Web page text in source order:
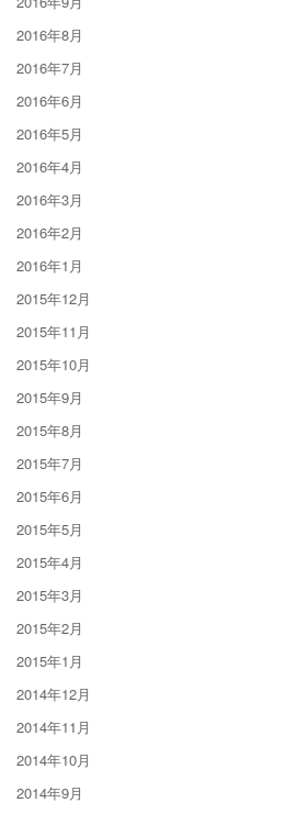
2016年8月
2016年7月
2016年6月
2016年5月
2016年4月
2016年3月
2016年2月
2016年1月
2015年12月
2015年11月
2015年10月
2015年9月
2015年8月
2015年7月
2015年6月
2015年5月
2015年4月
2015年3月
2015年2月
2015年1月
2014年12月
2014年11月
2014年10月
2014年9月